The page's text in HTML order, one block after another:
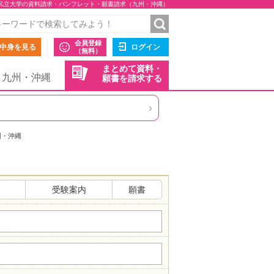
大学の資料請求・パンフレット・願書請求（九州・沖縄）
身を見る
会員登録
（無料）
ログイン
まとめて資料・
願書を請求する
九州・沖縄
›
沖縄
受験案内 願書